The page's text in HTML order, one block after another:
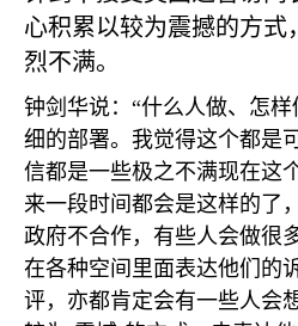
心积累以较为震撼的方式
烈不满。
钟剑华说：“什么人做、怎
细的部署。我觉得这个都是
信都是一些极之不满现在这
来一段时间都会是这样的了
政府不合作，有些人会做很
在各种空间里面表达他们的
评，亦都肯定会有一些人会